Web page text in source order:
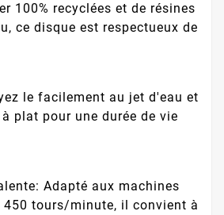
100% recyclées et de résines
ce disque est respectueux de
le facilement au jet d'eau et
plat pour une durée de vie
Adapté aux machines
tours/minute, il convient à